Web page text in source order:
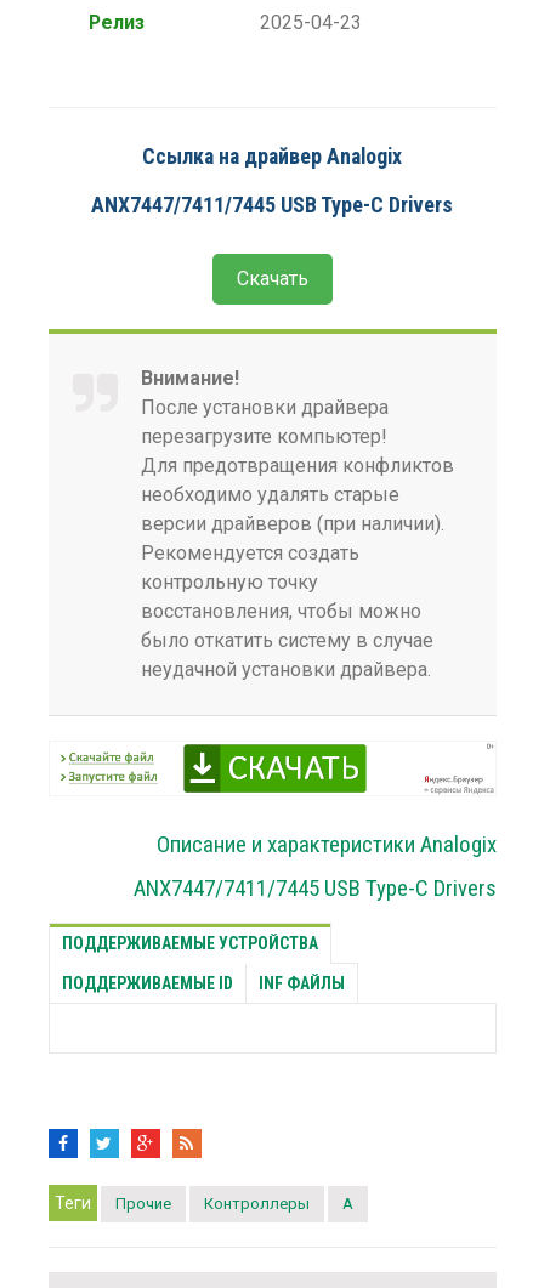
Релиз 2025-04-23
Ссылка на драйвер Analogix
ANX7447/7411/7445 USB Type-C Drivers
Скачать
Внимание!
После установки драйвера
перезагрузите компьютер!
Для предотвращения конфликтов
необходимо удалять старые
версии драйверов (при наличии).
Рекомендуется создать
контрольную точку
восстановления, чтобы можно
было откатить систему в случае
неудачной установки драйвера.
Описание и характеристики Analogix
ANX7447/7411/7445 USB Type-C Drivers
ПОДДЕРЖИВАЕМЫЕ УСТРОЙСТВА
ПОДДЕРЖИВАЕМЫЕ ID INF ФАЙЛЫ
Теги Прочие Контроллеры A